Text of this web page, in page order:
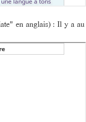
en anglais) : Il y a au